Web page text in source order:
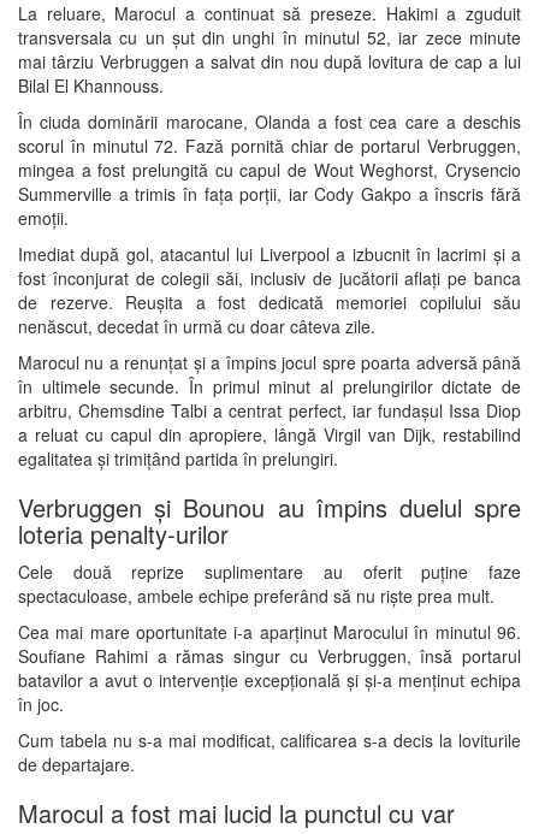
La reluare, Marocul a continuat să preseze. Hakimi a zguduit
transversala cu un șut din unghi în minutul 52, iar zece minute
mai târziu Verbruggen a salvat din nou după lovitura de cap a lui
Bilal El Khannouss.
În ciuda dominării marocane, Olanda a fost cea care a deschis
scorul în minutul 72. Fază pornită chiar de portarul Verbruggen,
mingea a fost prelungită cu capul de Wout Weghorst,Crysencio
Summerville a trimis în fața porții, iarCody Gakpo a înscris fără
emoții.
Imediat după gol, atacantul lui Liverpool a izbucnit în lacrimi și a
fost înconjurat de colegii săi, inclusiv de jucătorii aflați pe banca
de rezerve. Reușita a fost dedicată memoriei copilului său
nenăscut, decedat în urmă cu doar câteva zile.
Marocul nu a renunțat și a împins jocul spre poarta adversă până
în ultimele secunde. În primul minut al prelungirilor dictate de
arbitru,Chemsdine Talbi a centrat perfect, iar fundașul Issa Diop
a reluat cu capul din apropiere, lângă Virgil van Dijk, restabilind
egalitatea și trimițând partida în prelungiri.
Verbruggen și Bounou au împins duelul spre
loteria penalty-urilor
Cele două reprize suplimentare au oferit puține faze
spectaculoase, ambele echipe preferând să nu riște prea mult.
Cea mai mare oportunitate i-a aparținut Marocului în minutul 96.
Soufiane Rahimia rămas singur cu Verbruggen, însă portarul
batavilor a avut o intervenție excepțională și și-a menținut echipa
în joc.
Cum tabela nu s-a mai modificat, calificarea s-a decis la loviturile
de departajare.
Marocul a fost mai lucid la punctul cu var